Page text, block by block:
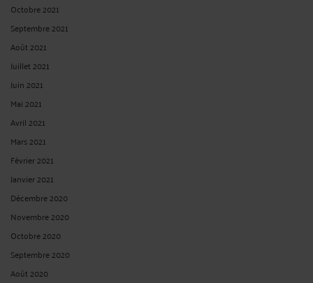
Octobre 2021
Septembre 2021
Août 2021
Juillet 2021
Juin 2021
Mai 2021
Avril 2021
Mars 2021
Février 2021
Janvier 2021
Décembre 2020
Novembre 2020
Octobre 2020
Septembre 2020
Août 2020